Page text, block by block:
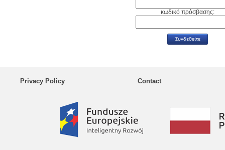
κωδικό πρόσβασης:
Privacy Policy Contact